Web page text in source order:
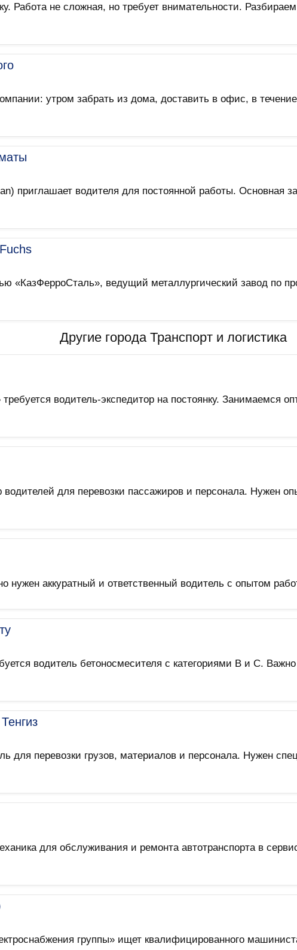
Работа не сложная, но требует внимательности.
утром забрать из дома, доставить в офис, в
приглашает водителя для постоянной работы. Основная
«КазФерроСталь», ведущий металлургический завод по
Другие города Транспорт и логистика
водитель-экспедитор на постоянку. Занимаемся
для перевозки пассажиров и персонала. Нужен
аккуратный и ответственный водитель с опытом
водитель бетоносмесителя с категориями B и C.
для перевозки грузов, материалов и персонала. Нужен
для обслуживания и ремонта автотранспорта в
группы» ищет квалифицированного